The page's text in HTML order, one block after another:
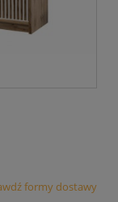
formy dostawy